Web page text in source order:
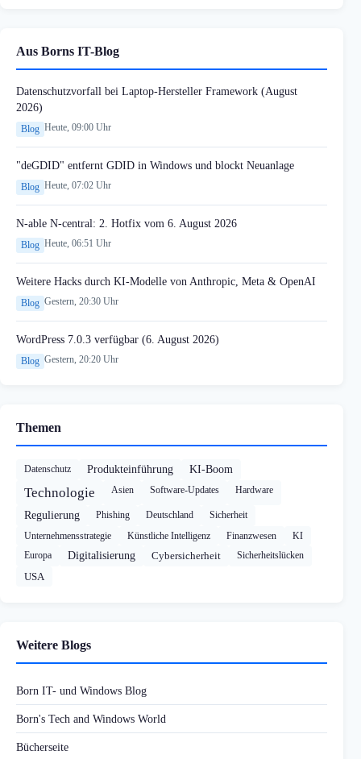
Aus Borns IT-Blog
Datenschutzvorfall bei Laptop-Hersteller Framework (August
2026)
Blog Heute, 09:00 Uhr
"deGDID" entfernt GDID in Windows und blockt Neuanlage
Blog Heute, 07:02 Uhr
N-able N-central: 2. Hotfix vom 6. August 2026
Blog Heute, 06:51 Uhr
Weitere Hacks durch KI-Modelle von Anthropic, Meta & OpenAI
Blog Gestern, 20:30 Uhr
WordPress 7.0.3 verfügbar (6. August 2026)
Blog Gestern, 20:20 Uhr
Themen
Datenschutz Produkteinführung KI-Boom
Technologie Asien Software-Updates Hardware
Regulierung Phishing Deutschland
Sicherheit
Unternehmensstrategie
Künstliche Intelligenz Finanzwesen
KI
Europa
Digitalisierung Cybersicherheit Sicherheitslücken
USA
Weitere Blogs
Born IT- und Windows Blog
Born's Tech and Windows World
Bücherseite